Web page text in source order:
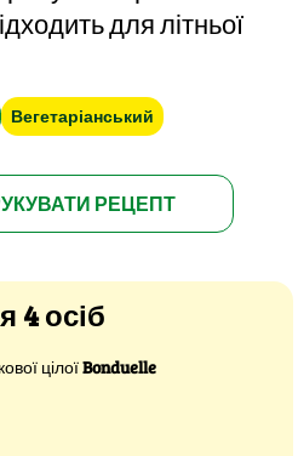
для літньої
Вегетаріанський
РЕЦЕПТ
4 осіб
цілоїBonduelle